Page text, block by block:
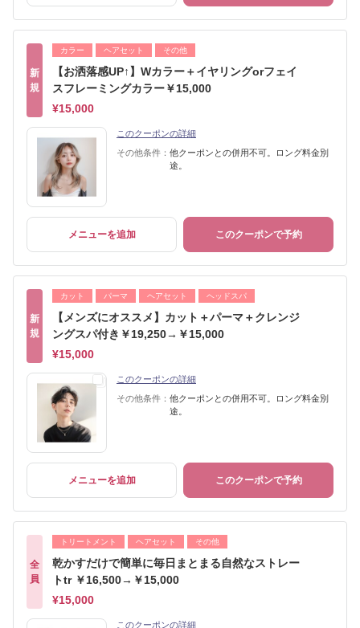
新
規
カラー ヘアセット その他
【お洒落感UP↑】Wカラー＋イヤリングorフェイ
スフレーミングカラー￥15,000
¥15,000
このクーポンの詳細
その他条件： 他クーポンとの併用不可。ロング料金別
途。
メニューを追加 このクーポンで予約
新
規
カット パーマ ヘアセット ヘッドスパ
【メンズにオススメ】カット＋パーマ＋クレンジ
ングスパ付き￥19,250→￥15,000
¥15,000
このクーポンの詳細
その他条件： 他クーポンとの併用不可。ロング料金別
途。
メニューを追加 このクーポンで予約
全
員
トリートメント ヘアセット その他
乾かすだけで簡単に毎日まとまる自然なストレー
トtr ￥16,500→￥15,000
¥15,000
このクーポンの詳細